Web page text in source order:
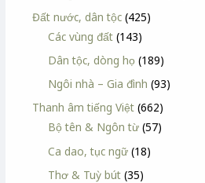
Đất nước, dân tộc (425)
Các vùng đất (143)
Dân tộc, dòng họ (189)
Ngôi nhà – Gia đình (93)
Thanh âm tiếng Việt (662)
Bộ tên & Ngôn từ (57)
Ca dao, tục ngữ (18)
Thơ & Tuỳ bút (35)